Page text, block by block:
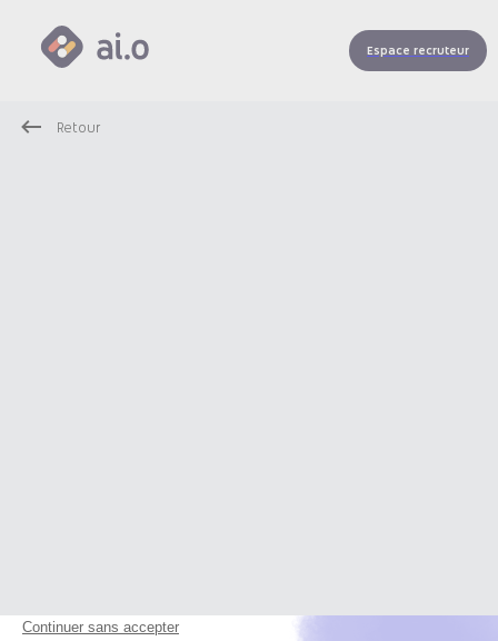
Espace recruteur
Retour